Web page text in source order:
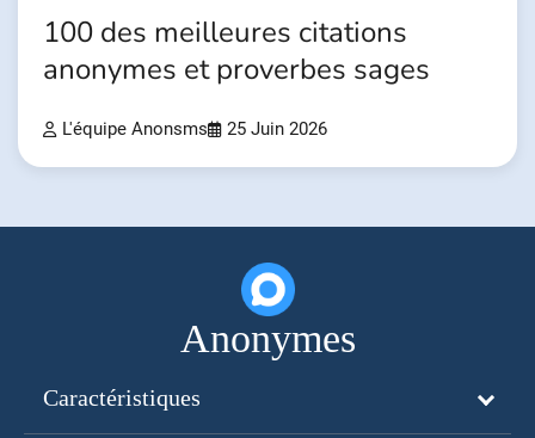
100 des meilleures citations
anonymes et proverbes sages
L'équipe Anonsms 25 Juin 2026
Anonymes
Caractéristiques